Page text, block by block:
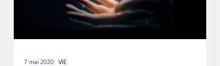
7 mai 2020 VIE